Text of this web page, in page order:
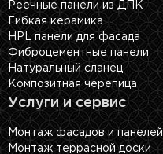
Реечные панели из ДПК
Гибкая керамика
HPL панели для фасада
Фиброцементные панели
Натуральный сланец
Композитная черепица
Услуги и сервис
Монтаж фасадов и панелей
Монтаж террасной доски